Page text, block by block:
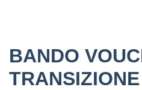
BANDO